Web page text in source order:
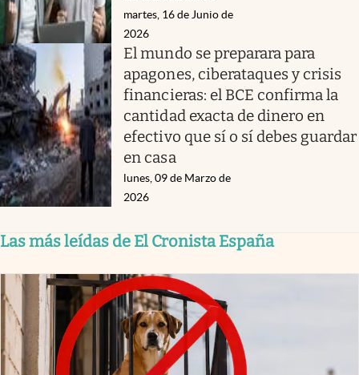
martes, 16 de Junio de
2026
El mundo se preparara para
apagones, ciberataques y crisis
financieras: el BCE confirma la
cantidad exacta de dinero en
efectivo que sí o sí debes guardar
en casa
lunes, 09 de Marzo de
2026
Las más leídas de El Cronista España